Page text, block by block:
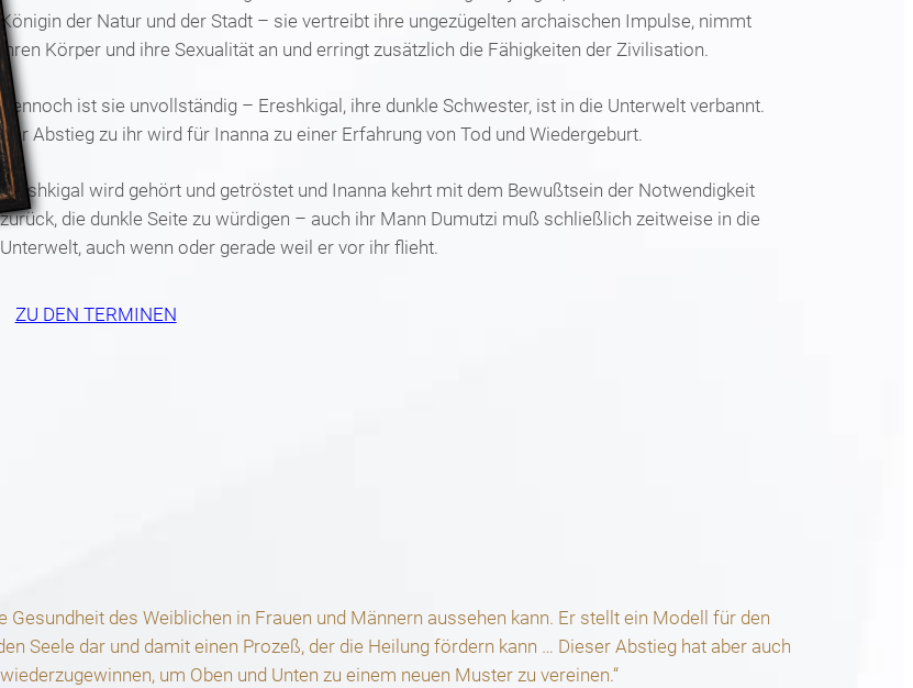
Königin der Natur und der Stadt – sie vertreibt ihre ungezügelten archaischen Impulse, nimmt
ihren Körper und ihre Sexualität an und erringt zusätzlich die Fähigkeiten der Zivilisation.
Dennoch ist sie unvollständig – Ereshkigal, ihre dunkle Schwester, ist in die Unterwelt verbannt.
Der Abstieg zu ihr wird für Inanna zu einer Erfahrung von Tod und Wiedergeburt.
Ereshkigal wird gehört und getröstet und Inanna kehrt mit dem Bewußtsein der Notwendigkeit
zurück, die dunkle Seite zu würdigen – auch ihr Mann Dumutzi muß schließlich zeitweise in die
Unterwelt, auch wenn oder gerade weil er vor ihr flieht.
ZU DEN TERMINEN
des Weiblichen in Frauen und Männern aussehen kann. Er stellt ein Modell für den
Seele dar und damit einen Prozeß, der die Heilung fördern kann … Dieser Abstieg hat aber auch
um Oben und Unten zu einem neuen Muster zu vereinen.“